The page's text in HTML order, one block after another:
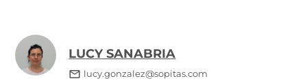
LUCY SANABRIA
lucy.gonzalez@sopitas.com